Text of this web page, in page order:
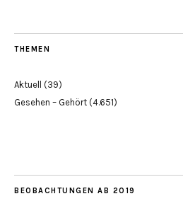
THEMEN
Aktuell (39)
Gesehen – Gehört (4.651)
BEOBACHTUNGEN AB 2019